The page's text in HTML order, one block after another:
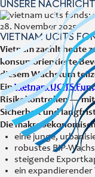
UNSERE
28. November 2025
VIETNAM UCITS
Vietnam zaehlt heute
konsumorientierte
diesem Wachstum
EinVietnam UCITS
Risikokontrollen — mit
Sicherheit und
Die
eine junge,
robustes BIP-
steigende
ein